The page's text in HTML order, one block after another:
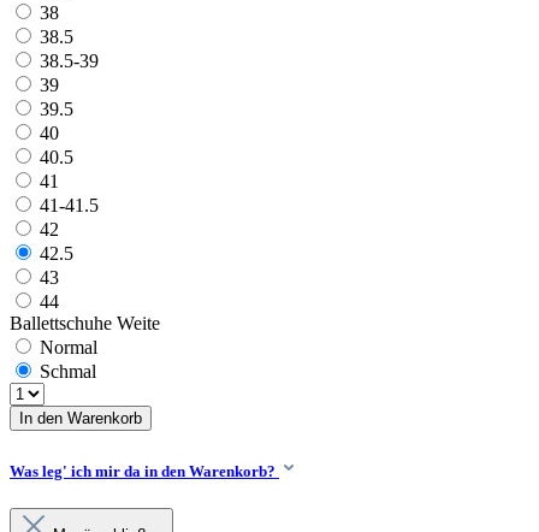
38
38.5
38.5-39
39
39.5
40
40.5
41
41-41.5
42
42.5
43
44
Ballettschuhe Weite
Normal
Schmal
In den Warenkorb
Was leg' ich mir da in den Warenkorb?